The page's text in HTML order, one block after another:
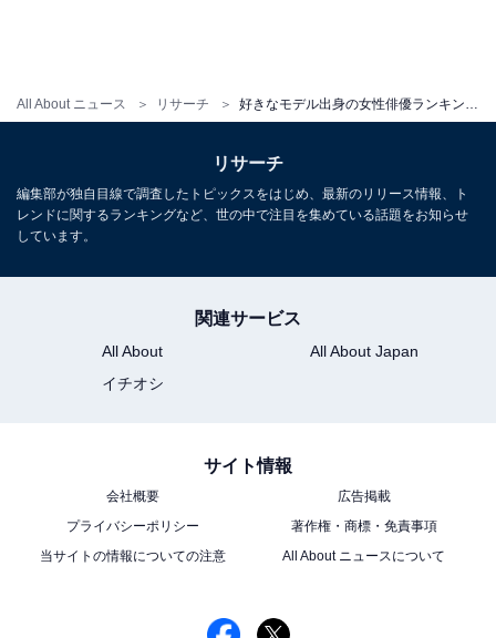
All About ニュース リサーチ
リサーチ
編集部が独自目線で調査したトピックスをはじめ、最新のリリース情報、ト
レンドに関するランキングなど、世の中で注目を集めている話題をお知らせ
しています。
関連サービス
All About
All About Japan
イチオシ
サイト情報
会社概要
広告掲載
プライバシーポリシー
著作権・商標・免責事項
当サイトの情報についての注意
All About ニュースについて